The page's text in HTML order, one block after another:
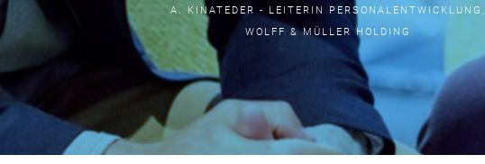
A. KINATEDER - LEITERIN PERSONALENTWICKLUNG,
WOLFF & MÜLLER HOLDING